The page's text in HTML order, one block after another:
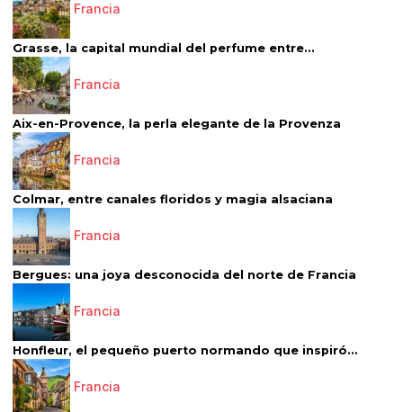
Francia
Grasse, la capital mundial del perfume entre...
Francia
Aix-en-Provence, la perla elegante de la Provenza
Francia
Colmar, entre canales floridos y magia alsaciana
Francia
Bergues: una joya desconocida del norte de Francia
Francia
Honfleur, el pequeño puerto normando que inspiró...
Francia